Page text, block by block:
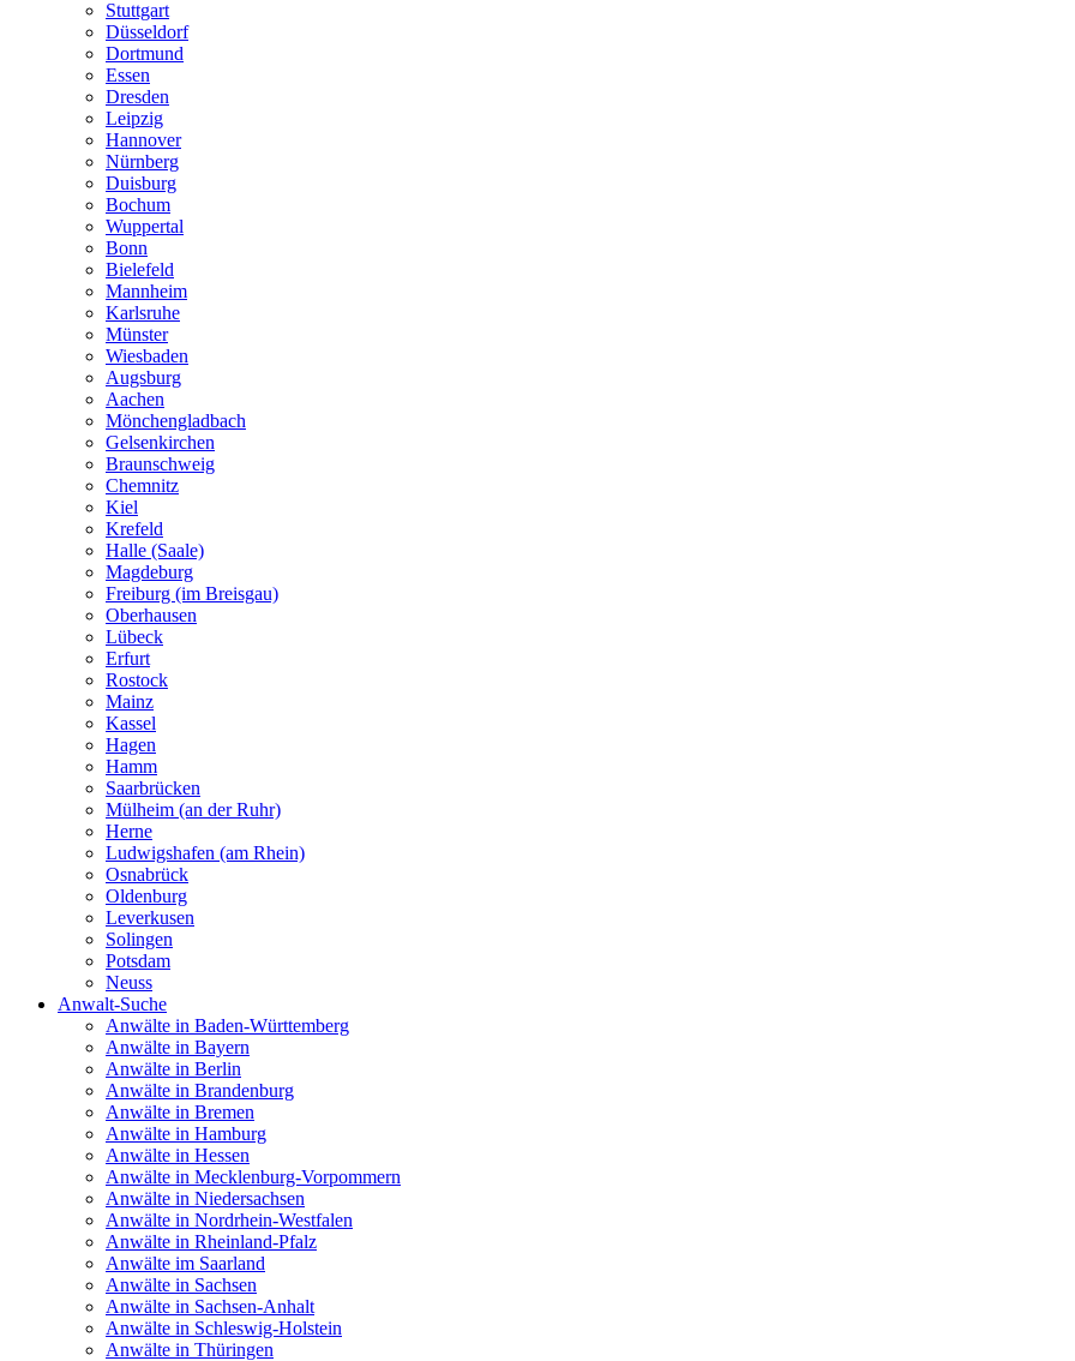
Stuttgart
Düsseldorf
Dortmund
Essen
Dresden
Leipzig
Hannover
Nürnberg
Duisburg
Bochum
Wuppertal
Bonn
Bielefeld
Mannheim
Karlsruhe
Münster
Wiesbaden
Augsburg
Aachen
Mönchengladbach
Gelsenkirchen
Braunschweig
Chemnitz
Kiel
Krefeld
Halle (Saale)
Magdeburg
Freiburg (im Breisgau)
Oberhausen
Lübeck
Erfurt
Rostock
Mainz
Kassel
Hagen
Hamm
Saarbrücken
Mülheim (an der Ruhr)
Herne
Ludwigshafen (am Rhein)
Osnabrück
Oldenburg
Leverkusen
Solingen
Potsdam
Neuss
Anwalt-Suche
Anwälte in Baden-Württemberg
Anwälte in Bayern
Anwälte in Berlin
Anwälte in Brandenburg
Anwälte in Bremen
Anwälte in Hamburg
Anwälte in Hessen
Anwälte in Mecklenburg-Vorpommern
Anwälte in Niedersachsen
Anwälte in Nordrhein-Westfalen
Anwälte in Rheinland-Pfalz
Anwälte im Saarland
Anwälte in Sachsen
Anwälte in Sachsen-Anhalt
Anwälte in Schleswig-Holstein
Anwälte in Thüringen